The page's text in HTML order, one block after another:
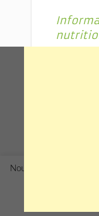
Nous utilisons des